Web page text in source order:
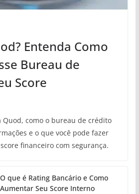
Entenda Como
Bureau de
Score
Quod, como o bureau de crédito
e o que você pode fazer
financeiro com segurança.
O que é Rating Bancário e Como
Aumentar Seu Score Interno